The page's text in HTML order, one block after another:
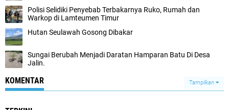
Polisi Selidiki Penyebab Terbakarnya Ruko, Rumah dan
Warkop di Lamteumen Timur
Hutan Seulawah Gosong Dibakar
Sungai Berubah Menjadi Daratan Hamparan Batu Di Desa
Jalin.
KOMENTAR Tampilkan